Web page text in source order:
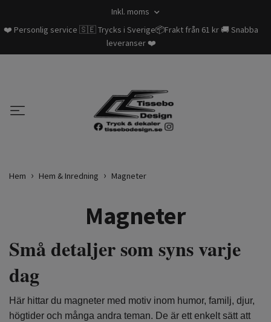
Inkl. moms
❤️ Personlig service 🇸🇪 Trycks i Sverige📦Frakt från 61 kr 🚚 Snabba
leveranser ❤️
Hem Hem & Inredning Magneter
Magneter
Små detaljer som syns varje
dag
Här hittar du magneter med motiv inom humor, familj, djur,
högtider och många andra teman. De är ett enkelt sätt att